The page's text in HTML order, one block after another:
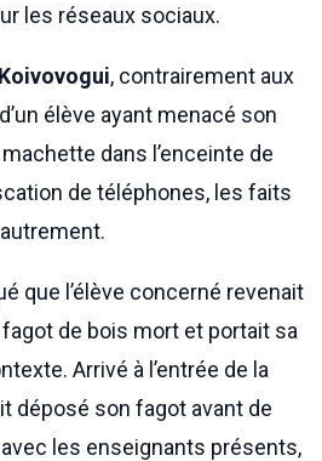
les réseaux sociaux.
, contrairement aux
élève ayant menacé son
dans l’enceinte de
de téléphones, les faits
que l’élève concerné revenait
de bois mort et portait sa
Arrivé à l’entrée de la
déposé son fagot avant de
les enseignants présents,